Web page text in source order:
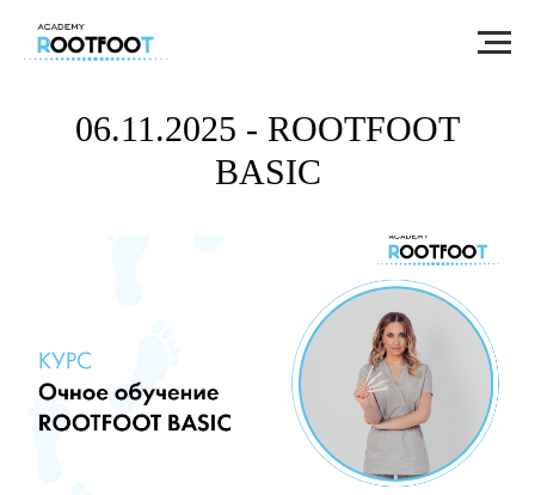
06.11.2025 - ROOTFOOT
BASIC